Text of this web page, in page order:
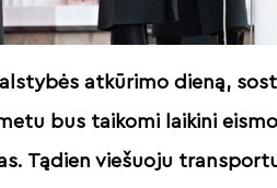
atkūrimo dieną,
bus taikomi laikini
Tądien viešuoju